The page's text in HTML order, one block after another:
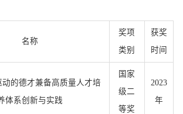
名称
奖项
类别
获奖
时间
动的德才兼备高质量人才培
体系创新与实践
国家
级二
等奖
2023
年